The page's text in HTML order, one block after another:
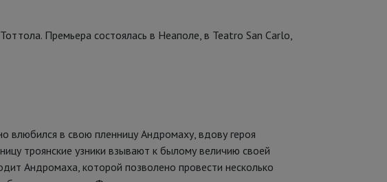
Премьера состоялась в Неаполе, в Teatro San Carlo,
влюбился в свою пленницу Андромаху, вдову героя
троянские узники взывают к былому величию своей
Андромаха, которой позволено провести несколько